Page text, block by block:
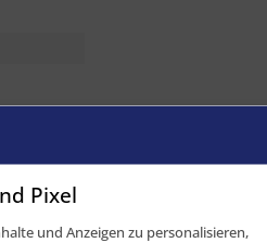
Pixel
und Anzeigen zu personalisieren,